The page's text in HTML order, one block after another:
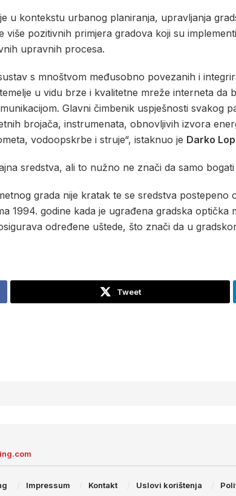
u kontekstu urbanog planiranja, upravljanja
više pozitivnih primjera gradova koji su
upravnih procesa.
s mnoštvom međusobno povezanih i
u vidu brze i kvalitetne mreže interneta da
Glavni čimbenik uspješnosti svakog
brojača, instrumenata, obnovljivih izvora
vodoopskrbe i struje“, istaknuo je Darko
sredstva, ali to nužno ne znači da samo
grada nije kratak te se sredstva postepeno
1994. godine kada je ugrađena gradska
određene uštede, što znači da u
Tweet
Impressum Kontakt Uslovi korištenja